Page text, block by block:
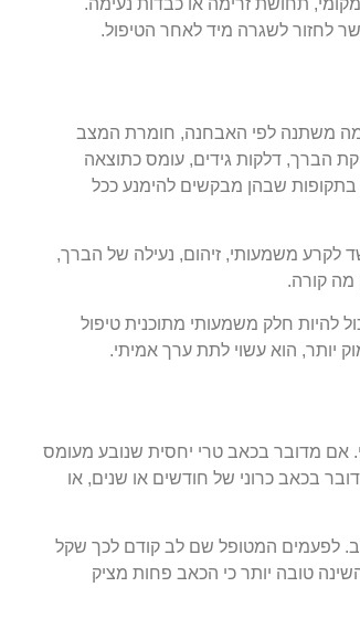
תחושת זרימה או כבדות נעימה.
לחזור לשגרה מיד לאחר הטיפול.
משתנה לפי האבחנה, חומרת המצב
הברך, דלקות גידים, עומס כתוצאה
בתקופות שבהן מבקשים להימנע ככל
לקרע משמעותי, זיהום, נעילה של הברך,
מה קורה.
להיות חלק משמעותי מתוכנית טיפול
יותר, הוא עשוי לתת ערך אמיתי.
אם מדובר בכאב טרי יחסית שנובע מעומס
בכאב כרוני של חודשים או שנים, או
לפעמים המטופל שם לב קודם לכך שקל
טובה יותר כי הכאב פחות מציק